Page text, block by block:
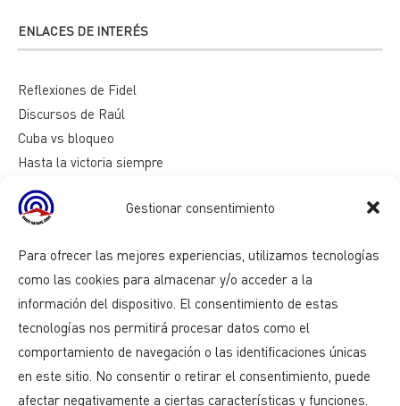
Gestionar consentimiento
Para ofrecer las mejores experiencias, utilizamos tecnologías
como las cookies para almacenar y/o acceder a la
información del dispositivo. El consentimiento de estas
tecnologías nos permitirá procesar datos como el
comportamiento de navegación o las identificaciones únicas
en este sitio. No consentir o retirar el consentimiento, puede
afectar negativamente a ciertas características y funciones.
ENLACES DE INTERÉS
Reflexiones de Fidel
Discursos de Raúl
Cuba vs bloqueo
Hasta la victoria siempre
Mesa redonda
Razones de Cuba